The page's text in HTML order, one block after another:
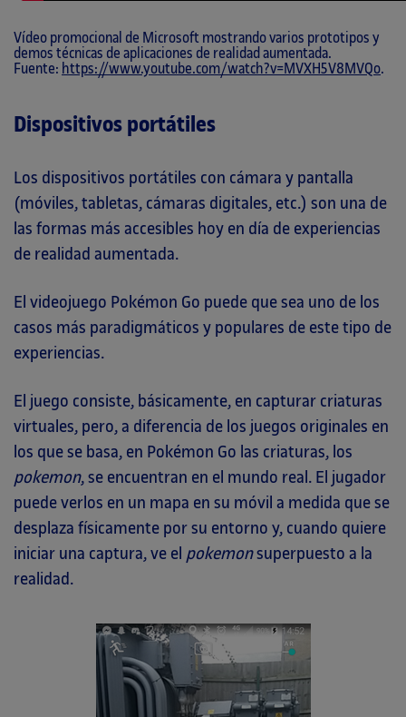
Vídeo promocional de Microsoft mostrando varios prototipos y
demos técnicas de aplicaciones de realidad aumentada.
Fuente: https://www.youtube.com/watch?v=MVXH5V8MVQo.
Dispositivos portátiles
Los dispositivos portátiles con cámara y pantalla
(móviles, tabletas, cámaras digitales, etc.) son una de
las formas más accesibles hoy en día de experiencias
de realidad aumentada.
El videojuego Pokémon Go puede que sea uno de los
casos más paradigmáticos y populares de este tipo de
experiencias.
El juego consiste, básicamente, en capturar criaturas
virtuales, pero, a diferencia de los juegos originales en
los que se basa, en Pokémon Go las criaturas, los
pokemon, se encuentran en el mundo real. El jugador
puede verlos en un mapa en su móvil a medida que se
desplaza físicamente por su entorno y, cuando quiere
iniciar una captura, ve el pokemonsuperpuesto a la
realidad.